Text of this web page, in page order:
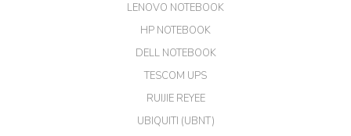
GÜRKAN KETHÜDAOĞLU |LENOVO NOTEBOOK
HP NOTEBOOK
DELL NOTEBOOK
TESCOM UPS
RUIJIE REYEE
UBIQUITI (UBNT)